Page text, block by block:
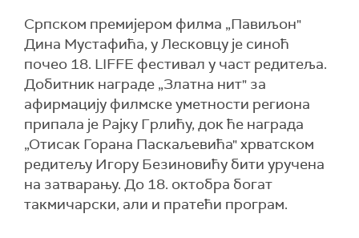
Српском премијером филма „Павиљон"
Дина Мустафића, у Лесковцу је синоћ
почео 18. LIFFE фестивал у част редитеља.
Добитник награде „Златна нит" за
афирмацију филмске уметности региона
припала је Рајку Грлићу, док ће награда
„Отисак Горана Паскаљевића" хрватском
редитељу Игору Безиновићу бити уручена
на затварању. До 18. октобра богат
такмичарски, али и пратећи програм.